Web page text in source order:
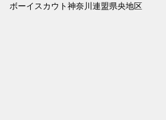
ボーイスカウト神奈川連盟県央地区